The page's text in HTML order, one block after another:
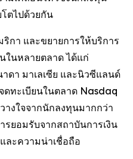
โตไปด้วยกัน
กา และขยายการให้บริการ
ในหลายตลาด ได้แก่
ดา มาเลเซีย และนิวซีแลนด์
ทะเบียนในตลาด Nasdaq
างใจจากนักลงทุนมากกว่า
รยอมรับจากสถาบันการเงิน
ละความน่าเชื่อถือ